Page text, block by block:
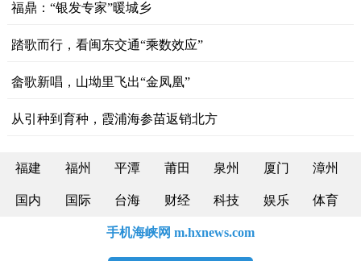
福鼎：“银发专家”暖城乡
踏歌而行，看闽东交通“乘数效应”
畲歌新唱，山坳里飞出“金凤凰”
从引种到育种，霞浦海参苗返销北方
福建 福州 平潭 莆田 泉州 厦门 漳州
国内 国际 台海 财经 科技 娱乐 体育
手机海峡网 m.hxnews.com